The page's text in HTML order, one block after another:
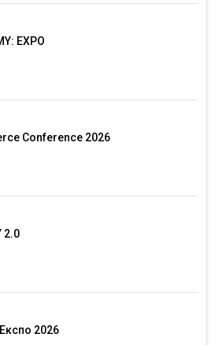
EXPO
Conference 2026
2.0
2026